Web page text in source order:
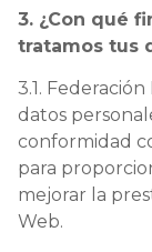
3. ¿Con qué
tratamos tus
3.1.
datos
conformidad
para
mejorar la
Web.